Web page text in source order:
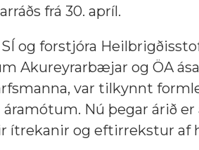
frá 30. apríl.
og forstjóra
Akureyrarbæjar og ÖA
var tilkynnt
Nú þegar árið
ítrekanir og eftirrekstur af